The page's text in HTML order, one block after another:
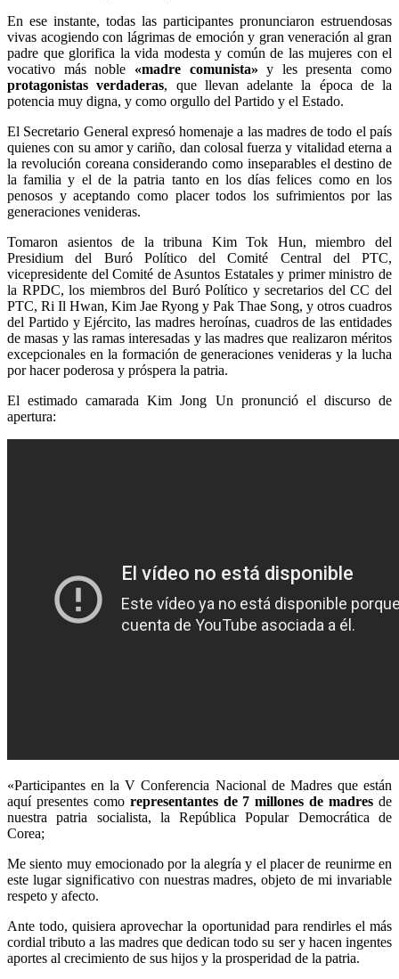
En ese instante, todas las participantes pronunciaron estruendosas
vivas acogiendo con lágrimas de emoción y gran veneración al gran
padre que glorifica la vida modesta y común de las mujeres con el
vocativo más noble «madre comunista» y les presenta como
protagonistas verdaderas, que llevan adelante la época de la
potencia muy digna, y como orgullo del Partido y el Estado.
El Secretario General expresó homenaje a las madres de todo el país
quienes con su amor y cariño, dan colosal fuerza y vitalidad eterna a
la revolución coreana considerando como inseparables el destino de
la familia y el de la patria tanto en los días felices como en los
penosos y aceptando como placer todos los sufrimientos por las
generaciones venideras.
Tomaron asientos de la tribuna Kim Tok Hun, miembro del
Presidium del Buró Político del Comité Central del PTC,
vicepresidente del Comité de Asuntos Estatales y primer ministro de
la RPDC, los miembros del Buró Político y secretarios del CC del
PTC, Ri Il Hwan, Kim Jae Ryong y Pak Thae Song, y otros cuadros
del Partido y Ejército, las madres heroínas, cuadros de las entidades
de masas y las ramas interesadas y las madres que realizaron méritos
excepcionales en la formación de generaciones venideras y la lucha
por hacer poderosa y próspera la patria.
El estimado camaradaKim Jong Un pronunció el discurso de
apertura:
«Participantes en la V Conferencia Nacional de Madres que están
aquí presentes como representantes de 7 millones de madres de
nuestra patria socialista, la República Popular Democrática de
Corea;
Me siento muy emocionado por la alegría y el placer de reunirme en
este lugar significativo con nuestras madres, objeto de mi invariable
respeto y afecto.
Ante todo, quisiera aprovechar la oportunidad para rendirles el más
cordial tributo a las madres que dedican todo su ser y hacen ingentes
aportes al crecimiento de sus hijos y la prosperidad de la patria.